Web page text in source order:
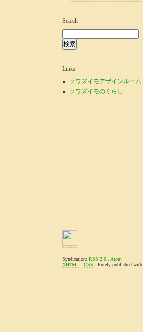
Search
Links
クワズイモデザインルーム
クワズイモのくらし
Syndication: RSS 2.0
Atom
XHTML
CSS . Purely published with